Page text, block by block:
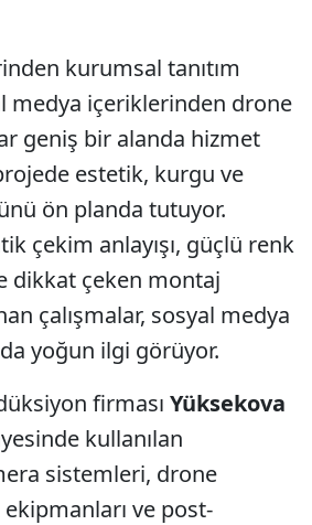
kurumsal tanıtım
medya içeriklerinden drone
geniş bir alanda hizmet
estetik, kurgu ve
ön planda tutuyor.
çekim anlayışı, güçlü renk
dikkat çeken montaj
çalışmalar, sosyal medya
yoğun ilgi görüyor.
firması Yüksekova
kullanılan
sistemleri, drone
ve post-